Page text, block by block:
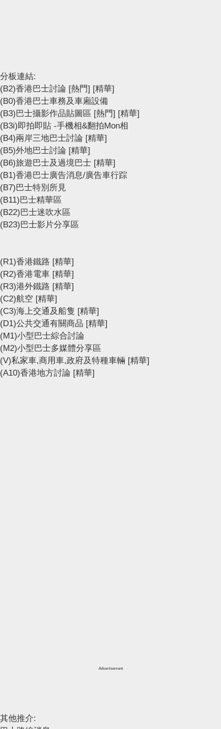
分板連結:
(B2)香港巴士討論 [熱門] [精華]
(B0)香港巴士車務及車廂設備
(B3)巴士攝影作品貼圖區 [熱門] [精華]
(B3i)即拍即貼 -手機相&翻拍Mon相
(B4)兩岸三地巴士討論 [精華]
(B5)外地巴士討論 [精華]
(B6)旅遊巴士及過境巴士 [精華]
(B1)香港巴士廣告消息/廣告車行踪
(B7)巴士特別所見
(B11)巴士精華區
(B22)巴士迷吹水區
(B23)巴士影片分享區
(R1)香港鐵路 [精華]
(R2)香港電車 [精華]
(R3)港外鐵路 [精華]
(C2)航空 [精華]
(C3)海上交通及船隻 [精華]
(D1)公共交通有關商品 [精華]
(M1)小型巴士綜合討論
(M2)小型巴士多媒體分享區
(V)私家車,商用車,政府及特種車輛 [精華]
(A10)香港地方討論 [精華]
Advertisement
其他推介: